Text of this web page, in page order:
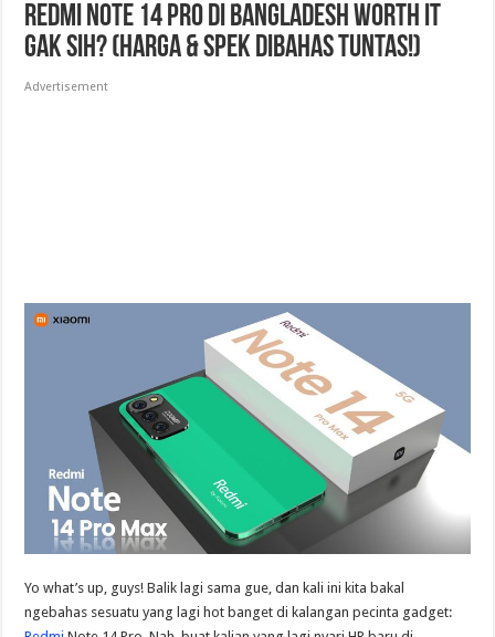
Redmi Note 14 Pro di Bangladesh Worth It
Gak Sih? (Harga & Spek Dibahas Tuntas!)
Advertisement
Yo what’s up, guys! Balik lagi sama gue, dan kali ini kita bakal
ngebahas sesuatu yang lagi hot banget di kalangan pecinta gadget: